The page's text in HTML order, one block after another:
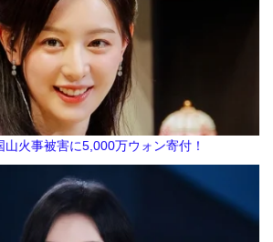
火事被害に5,000万ウォン寄付！